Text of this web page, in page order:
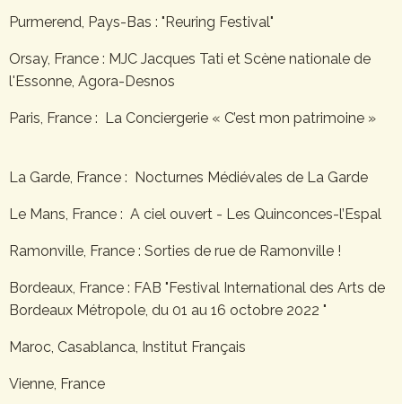
Purmerend, Pays-Bas : "Reuring Festival"
Orsay, France : MJC Jacques Tati et Scène nationale de
l'Essonne, Agora-Desnos
Paris, France : La Conciergerie « C’est mon patrimoine »
La Garde, France : Nocturnes Médiévales de La Garde
Le Mans, France : A ciel ouvert - Les Quinconces-l’Espal
Ramonville, France : Sorties de rue de Ramonville !
Bordeaux, France : FAB "Festival International des Arts de
Bordeaux Métropole, du 01 au 16 octobre 2022 "
Maroc, Casablanca, Institut Français
Vienne, France